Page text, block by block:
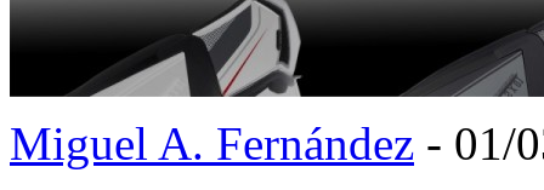
Miguel A. Fernández - 01/